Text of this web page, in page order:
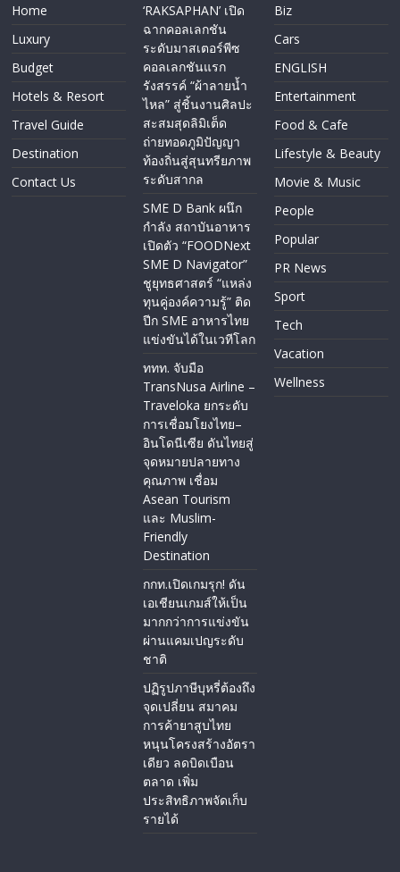
Home
Luxury
Budget
Hotels & Resort
Travel Guide
Destination
Contact Us
‘RAKSAPHAN’ เปิด
ฉากคอลเลกชัน
ระดับมาสเตอร์พีซ
คอลเลกชันแรก
รังสรรค์ “ผ้าลายน้ำ
ไหล” สู่ชิ้นงานศิลปะ
สะสมสุดลิมิเต็ด
ถ่ายทอดภูมิปัญญา
ท้องถิ่นสู่สุนทรียภาพ
ระดับสากล
SME D Bank ผนึก
กำลัง สถาบันอาหาร
เปิดตัว “FOODNext
SME D Navigator”
ชูยุทธศาสตร์ “แหล่ง
ทุนคู่องค์ความรู้” ติด
ปีก SME อาหารไทย
แข่งขันได้ในเวทีโลก
ททท. จับมือ
TransNusa Airline –
Traveloka ยกระดับ
การเชื่อมโยงไทย–
อินโดนีเซีย ดันไทยสู่
จุดหมายปลายทาง
คุณภาพ เชื่อม
Asean Tourism
และ Muslim-
Friendly
Destination
กกท.เปิดเกมรุก! ดัน
เอเชียนเกมส์ให้เป็น
มากกว่าการแข่งขัน
ผ่านแคมเปญระดับ
ชาติ
ปฏิรูปภาษีบุหรี่ต้องถึง
จุดเปลี่ยน สมาคม
การค้ายาสูบไทย
หนุนโครงสร้างอัตรา
เดียว ลดบิดเบือน
ตลาด เพิ่ม
ประสิทธิภาพจัดเก็บ
รายได้
Biz
Cars
ENGLISH​
Entertainment
Food & Cafe
Lifestyle & Beauty
Movie & Music
People
Popular
PR News
Sport
Tech
Vacation
Wellness